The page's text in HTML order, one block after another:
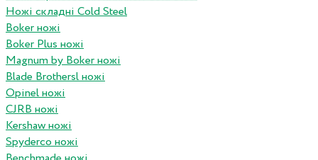
Ножі складні Cold Steel
Boker ножі
Boker Plus ножі
Magnum by Boker ножі
Blade Brothersl ножі
Opinel ножі
CJRB ножі
Kershaw ножі
Spyderco ножі